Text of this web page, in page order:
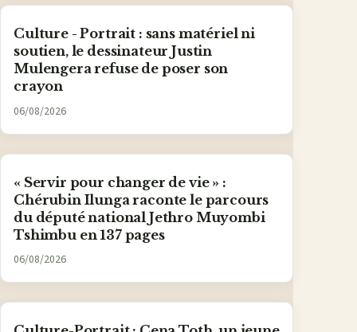
Culture - Portrait : sans matériel ni
soutien, le dessinateur Justin
Mulengera refuse de poser son
crayon
06/08/2026
« Servir pour changer de vie » :
Chérubin Ilunga raconte le parcours
du député national Jethro Muyombi
Tshimbu en 137 pages
06/08/2026